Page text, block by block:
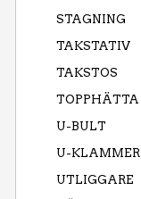
STAGNING
TAKSTATIV
TAKSTOS
TOPPHÄTTA
U-BULT
U-KLAMMER
UTLIGGARE